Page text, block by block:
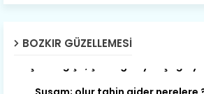
BOZKIR GÜZELLEMESI
Çat değişti, şimdi gülüyor
Susam; olur tahin gider nerelere ?
Tanıtır Bozkır’ı acizâne Dere.